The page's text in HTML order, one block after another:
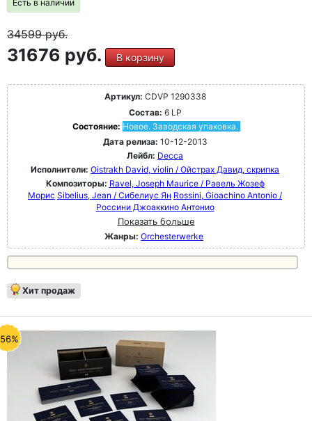
Есть в наличии
34599руб.
31676 руб. В корзину
Артикул: CDVP 1290338
Состав: 6 LP
Состояние: Новое. Заводская упаковка.
Дата релиза: 10-12-2013
Лейбл: Decca
Исполнители: Oistrakh David, violin / Ойстрах Давид, скрипка
Композиторы: Ravel, Joseph Maurice / Равель Жозеф
Морис Sibelius, Jean / Сибелиус Ян Rossini, Gioachino Antonio /
Россини Джоаккино Антонио
Показать больше
Жанры: Orchesterwerke
Хит продаж